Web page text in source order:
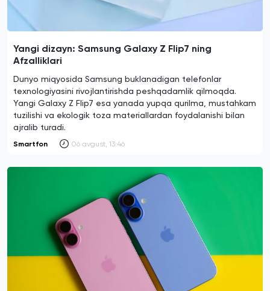
Yangi dizayn: Samsung Galaxy Z Flip7 ning
Afzalliklari
Dunyo miqyosida Samsung buklanadigan telefonlar
texnologiyasini rivojlantirishda peshqadamlik qilmoqda.
Yangi Galaxy Z Flip7 esa yanada yupqa qurilma, mustahkam
tuzilishi va ekologik toza materiallardan foydalanishi bilan
ajralib turadi.
Smartfon 06 avgust, 13:46